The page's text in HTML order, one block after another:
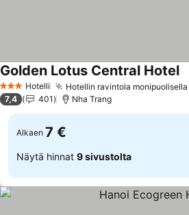
3 Tähtiluokitus
Hotelli Hotellin ravintola
Golden Lotus Central Hotel
7,4 401 Nha Trang
Alkaen 7 €
Näytä hinnat 9 sivustolta